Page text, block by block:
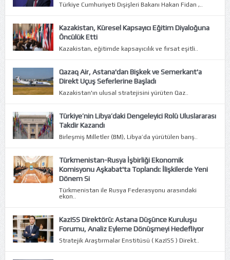
Türkiye Cumhuriyeti Dışişleri Bakanı Hakan Fidan ,..
Kazakistan, Küresel Kapsayıcı Eğitim Diyaloğuna
Öncülük Etti
Kazakistan, eğitimde kapsayıcılık ve fırsat eşitli..
Qazaq Air, Astana'dan Bişkek ve Semerkant'a
Direkt Uçuş Seferlerine Başladı
Kazakistan'ın ulusal stratejisini yürüten Qaz..
Türkiye’nin Libya’daki Dengeleyici Rolü Uluslararası
Takdir Kazandı
Birleşmiş Milletler (BM), Libya’da yürütülen barış..
Türkmenistan-Rusya İşbirliği Ekonomik
Komisyonu Aşkabat'ta Toplandı: İlişkilerde Yeni
Dönem Si
Türkmenistan ile Rusya Federasyonu arasındaki
ekon..
KazISS Direktörü: Astana Düşünce Kuruluşu
Forumu, Analiz Eyleme Dönüşmeyi Hedefliyor
Stratejik Araştırmalar Enstitüsü ( KazISS ) Direkt..